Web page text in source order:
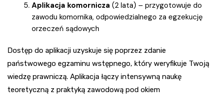
Aplikacja komornicza (2 lata) – przygotowuje do
zawodu komornika, odpowiedzialnego za egzekucję
orzeczeń sądowych
Dostęp do aplikacji uzyskuje się poprzez zdanie
państwowego egzaminu wstępnego, który weryfikuje Twoją
wiedzę prawniczą. Aplikacja łączy intensywną naukę
teoretyczną z praktyką zawodową pod okiem